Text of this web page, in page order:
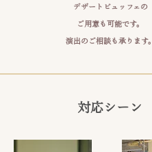
デザートビュッフェの
ご用意も可能です。
演出のご相談も承ります。
対応シーン